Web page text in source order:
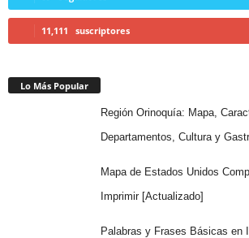
11,111 suscriptores
Lo Más Popular
Región Orinoquía: Mapa,
Departamentos, Cultura y
Mapa de Estados Unidos
Imprimir [Actualizado]
Palabras y Frases Básicas en